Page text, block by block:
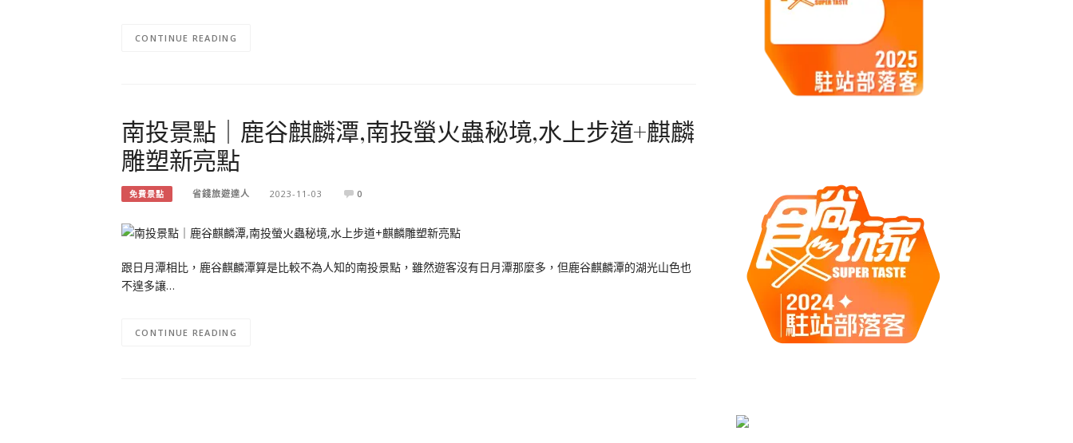
CONTINUE READING
南投景點｜鹿谷麒麟潭,南投螢火蟲秘境,水上步道+麒麟
雕塑新亮點
免費景點 省錢旅遊達人 2023-11-03 0
跟日月潭相比，鹿谷麒麟潭算是比較不為人知的南投景點，雖然遊客沒有日月潭那麼多，但鹿谷麒麟潭的湖光山色也
不遑多讓…
CONTINUE READING